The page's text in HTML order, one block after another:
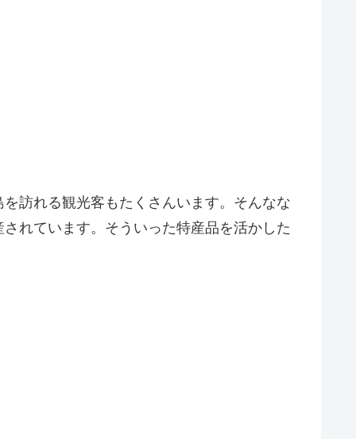
訪れる観光客もたくさんいます。そんなな
れています。そういった特産品を活かした